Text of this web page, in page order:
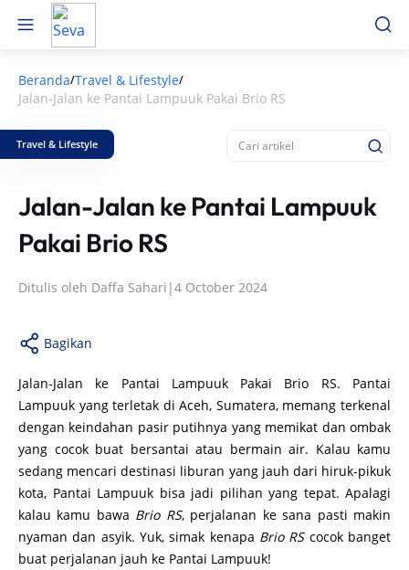
Beranda/Travel & Lifestyle/
Jalan-Jalan ke Pantai Lampuuk Pakai Brio RS
Travel & Lifestyle
Jalan-Jalan ke Pantai Lampuuk
Pakai Brio RS
Ditulis oleh Daffa Sahari |4 October 2024
Bagikan
Jalan-Jalan ke Pantai Lampuuk Pakai Brio RS. Pantai
Lampuuk yang terletak di Aceh, Sumatera, memang terkenal
dengan keindahan pasir putihnya yang memikat dan ombak
yang cocok buat bersantai atau bermain air. Kalau kamu
sedang mencari destinasi liburan yang jauh dari hiruk-pikuk
kota, Pantai Lampuuk bisa jadi pilihan yang tepat. Apalagi
kalau kamu bawa Brio RS, perjalanan ke sana pasti makin
nyaman dan asyik. Yuk, simak kenapa Brio RScocok banget
buat perjalanan jauh ke Pantai Lampuuk!